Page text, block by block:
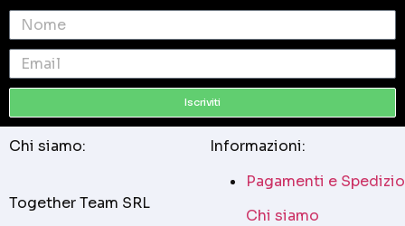
Iscriviti
Chi siamo:
Together Team SRL
Informazioni:
Pagamenti e
Chi siamo